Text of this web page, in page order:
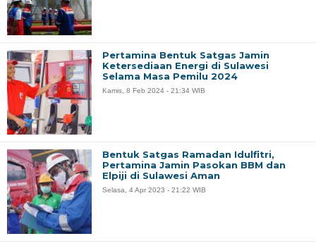
Pertamina Bentuk Satgas Jamin
Ketersediaan Energi di Sulawesi
Selama Masa Pemilu 2024
Kamis, 8 Feb 2024 - 21:34 WIB
Bentuk Satgas Ramadan Idulfitri,
Pertamina Jamin Pasokan BBM dan
Elpiji di Sulawesi Aman
Selasa, 4 Apr 2023 - 21:22 WIB